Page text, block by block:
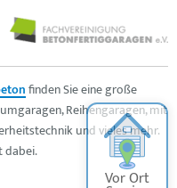
finden Sie eine große
Reihengaragen, mit
und vieles mehr.
dabei.
Vor Ort